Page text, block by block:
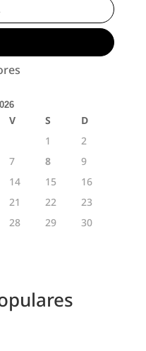
V S
D
1
2
7 8
9
14 15
16
21 22
23
28 29
30